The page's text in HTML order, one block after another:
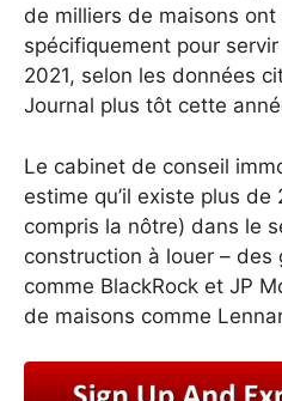
de milliers de maisons
spécifiquement pour
2021, selon les données
Journal plus tôt cette
Le cabinet de conseil
estime qu’il existe plus
compris la nôtre) dans le
construction à louer –
comme BlackRock et JP
de maisons comme